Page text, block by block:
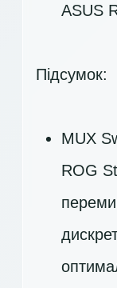
ASUS
Підсумок:
MUX
ROG